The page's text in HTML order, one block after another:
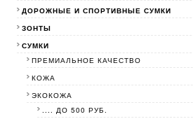
ДОРОЖНЫЕ И СПОРТИВНЫЕ СУМКИ
ЗОНТЫ
СУМКИ
ПРЕМИАЛЬНОЕ КАЧЕСТВО
КОЖА
ЭКОКОЖА
.... ДО 500 РУБ.